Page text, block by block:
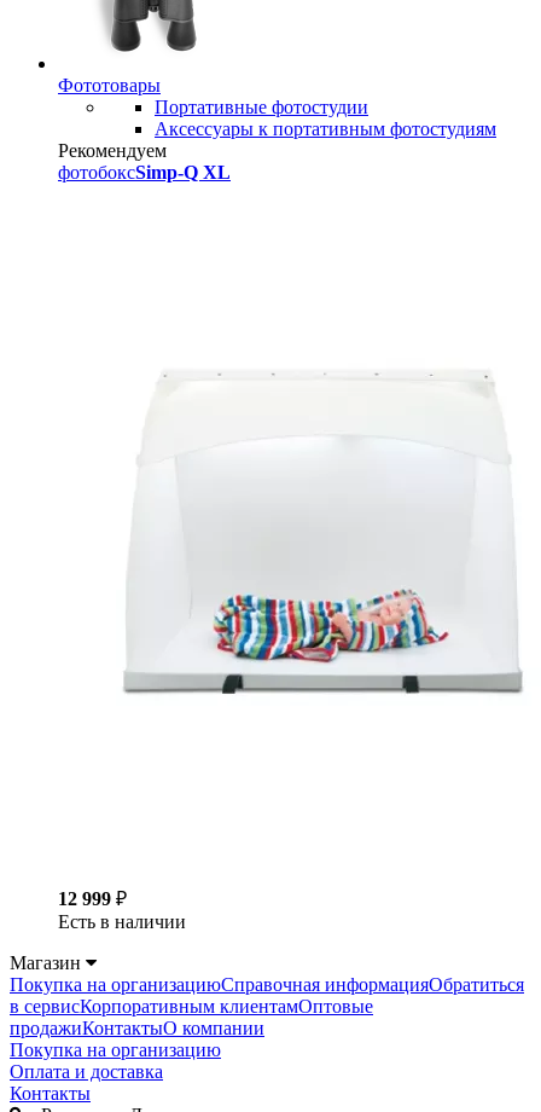
Фототовары
Портативные фотостудии
Аксессуары к портативным фотостудиям
Рекомендуем
фотобоксSimp-Q XL
12 999 ₽
Есть в наличии
Магазин
Покупка на организациюСправочная информацияОбратиться
в сервисКорпоративным клиентамОптовые
продажиКонтактыО компании
Покупка на организацию
Оплата и доставка
Контакты